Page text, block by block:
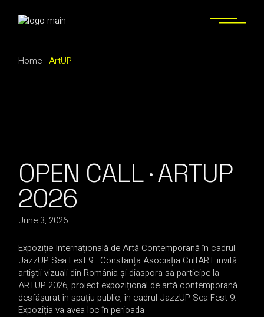
Home ArtUP
OPEN CALL · ARTUP
2026
June 3, 2026
Expoziție Internațională de Artă Contemporană în cadrul
JazzUP Sea Fest 9 · Constanța Asociația CultART invită
artiștii vizuali din România și diaspora să participe la
ARTUP 2026, proiect expozițional de artă contemporană
desfășurat în spațiu public, în cadrul JazzUP Sea Fest 9.
Expoziția va avea loc în perioada